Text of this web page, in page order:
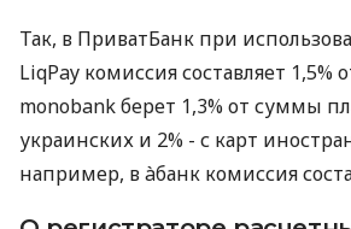
Так, в ПриватБанк при
LiqPay комиссия составляет
monobank берет 1,3% от суммы
украинских и 2% - с карт
например, в àбанк комиссия